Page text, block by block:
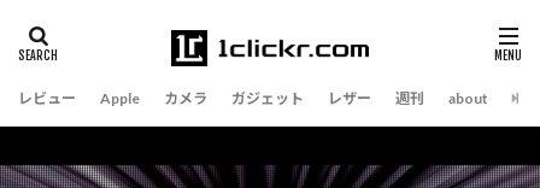
レビュー Apple カメラ ガジェット レザー 週刊 about